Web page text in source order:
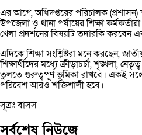
এর আগে, অধিদপ্তরের পরিচালক (প্রশাসন)
উপজেলা ও থানা পর্যায়ের শিক্ষা
খেলা প্রদর্শনের বিষয়টি তদারকি করবেন
এদিকে শিক্ষা সংশ্লিষ্টরা মনে করছেন,
শিক্ষার্থীদের মধ্যে ক্রীড়াচর্চা, শৃঙ্খলা,
তুলতে গুরুত্বপূর্ণ ভূমিকা রাখবে। একই
পরিবেশ আরও শক্তিশালী হবে।
সূত্রঃ বাসস
সর্বশেষ নিউজে